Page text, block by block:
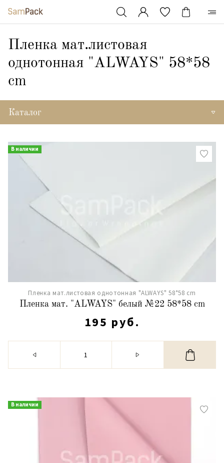
Пленка мат.листовая
однотонная "ALWAYS" 58*58
cm
Каталог
В наличии
Пленка мат.листовая однотонная "ALWAYS" 58*58 cm
Пленка мат. "ALWAYS" белый №22 58*58 cm
195 руб.
В наличии